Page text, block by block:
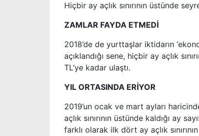
Hiçbir ay açlık sınırının üstünde
ZAMLAR FAYDA ETMEDİ
2018’de de yurttaşlar iktidarın
açıklandığı sene, hiçbir ay açlık
TL’ye kadar ulaştı.
YIL ORTASINDA ERİYOR
2019’un ocak ve mart ayları
açlık sınırının üstünde kaldığı ay
farklı olarak ilk dört ay açlık